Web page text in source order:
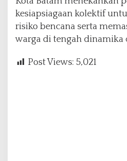
kesiapsiagaan kolektif
risiko bencana serta
warga di tengah dinamika
Post Views: 5,021